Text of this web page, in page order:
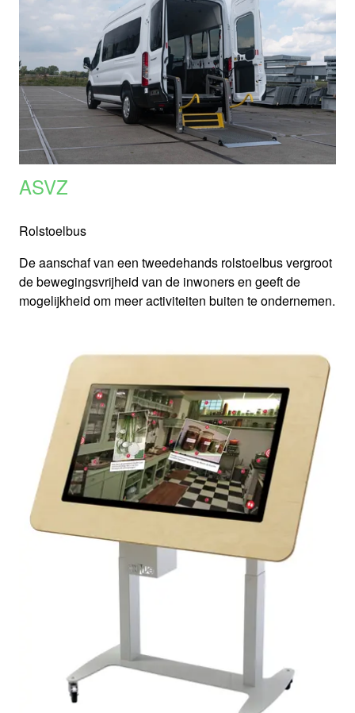
ASVZ
Rolstoelbus
De aanschaf van een tweedehands rolstoelbus vergroot
de bewegingsvrijheid van de inwoners en geeft de
mogelijkheid om meer activiteiten buiten te ondernemen.